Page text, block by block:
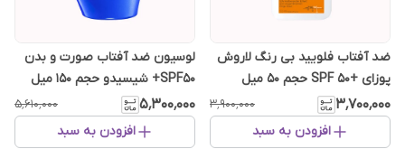
ضد آفتاب فلویید بی رنگ لاروش
پوزای +SPF 50 حجم 50 میل
پوست چرب
۳٬۷۰۰٬۰۰۰ ۳٬۹۰۰٬۰۰۰
افزودن به سبد
لوسیون ضد آفتاب صورت و بدن
SPF50+ شیسیدو حجم 150 میل
۵٬۳۰۰٬۰۰۰ ۵٬۶۱۰٬۰۰۰
افزودن به سبد